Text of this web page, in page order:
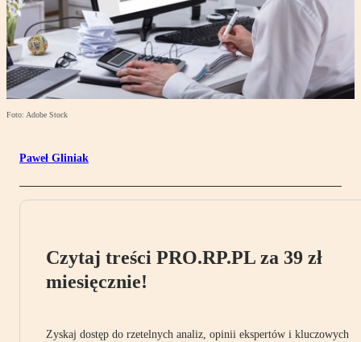
Foto: Adobe Stock
Paweł Gliniak
Czytaj treści PRO.RP.PL za 39 zł
miesięcznie!
Zyskaj dostęp do rzetelnych analiz, opinii ekspertów i kluczowych